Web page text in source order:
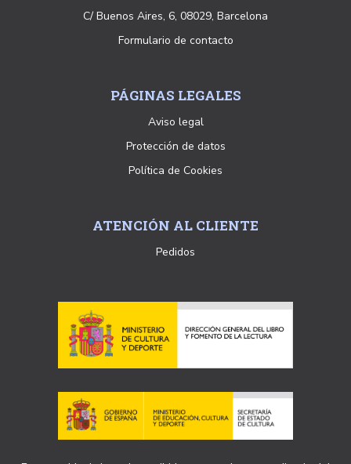
C/ Buenos Aires, 6, 08029, Barcelona
Formulario de contacto
PÁGINAS LEGALES
Aviso legal
Protección de datos
Política de Cookies
ATENCIÓN AL CLIENTE
Pedidos